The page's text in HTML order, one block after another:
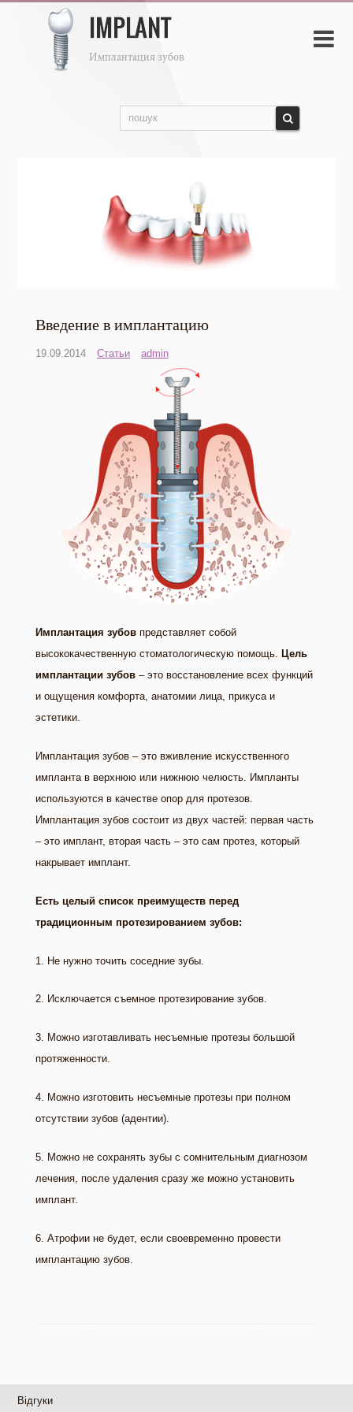

Введение в имплантацию
19.09.2014 Статьи admin
Имплантация зубовпредставляет собой
высококачественную стоматологическую помощь.
Цель
имплантации зубов– это восстановление всех функций
и ощущения комфорта, анатомии лица, прикуса и
эстетики.
Имплантация зубов – это вживление искусственного
импланта в верхнюю или нижнюю челюсть. Импланты
используются в качестве опор для протезов.
Имплантация зубов состоит из двух частей: первая часть
– это имплант, вторая часть – это сам протез, который
накрывает имплант.
Есть целый список преимуществ перед
традиционным протезированием зубов:
1. Не нужно точить соседние зубы.
2. Исключается съемное протезирование зубов.
3. Можно изготавливать несъемные протезы большой
протяженности.
4. Можно изготовить несъемные протезы при полном
отсутствии зубов (адентии).
5. Можно не сохранять зубы с сомнительным диагнозом
лечения, после удаления сразу же можно установить
имплант.
6. Атрофии не будет, если своевременно провести
имплантацию зубов.
Відгуки